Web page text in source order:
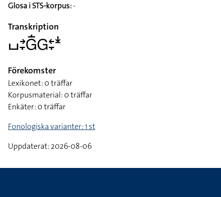
Glosa i STS-korpus:-
Transkription
􌤖􌥔􌥙􌤦􌥛􌤦􌥓􌥙􌥶
Förekomster
Lexikonet: 0 träffar
Korpusmaterial: 0 träffar
Enkäter: 0 träffar
Fonologiska varianter: 1 st
Uppdaterat: 2026-08-06